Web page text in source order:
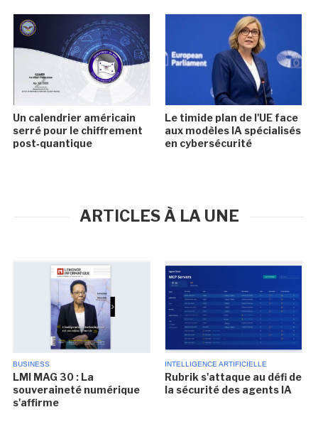
Un calendrier américain
serré pour le chiffrement
post‑quantique
Le timide plan de l'UE face
aux modèles IA spécialisés
en cybersécurité
ARTICLES À LA UNE
BUSINESS
LMI MAG 30 : La
souveraineté numérique
s'affirme
INTELLIGENCE ARTIFICIELLE
Rubrik s'attaque au défi de
la sécurité des agents IA